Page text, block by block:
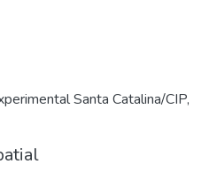
Santa Catalina/CIP,